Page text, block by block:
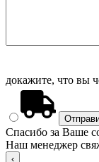
докажите, что вы
Спасибо за Ваше
Наш менеджер